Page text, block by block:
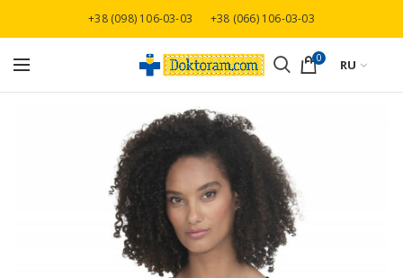
+38 (098) 106-03-03 +38 (066) 106-03-03
0 RU
Бесплатная доставка при заказе от 3000 грн